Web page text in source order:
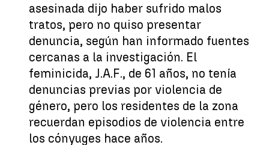
asesinada dijo haber sufrido malos
tratos, pero no quiso presentar
denuncia, según han informado fuentes
cercanas a la investigación. El
feminicida, J.A.F., de 61 años, no tenía
denuncias previas por violencia de
género, pero los residentes de la zona
recuerdan episodios de violencia entre
los cónyuges hace años.